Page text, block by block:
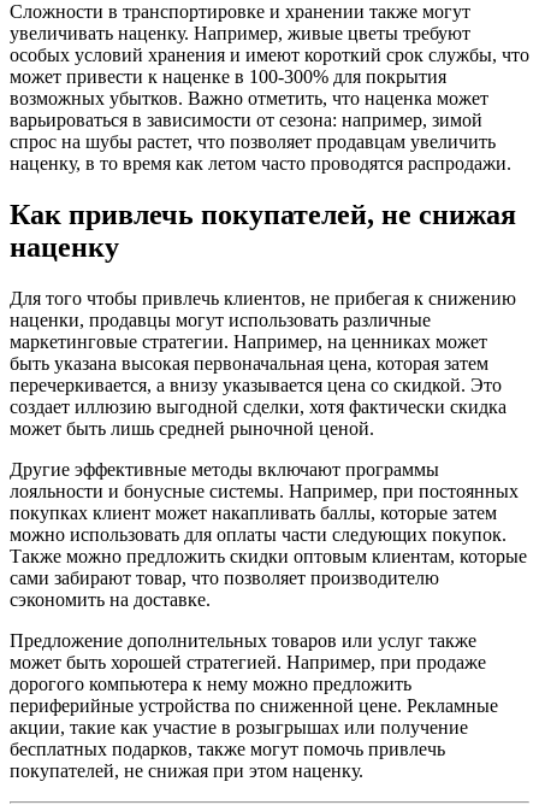
Сложности в транспортировке и хранении также могут
увеличивать наценку. Например, живые цветы требуют
особых условий хранения и имеют короткий срок службы, что
может привести к наценке в 100-300% для покрытия
возможных убытков. Важно отметить, что наценка может
варьироваться в зависимости от сезона: например, зимой
спрос на шубы растет, что позволяет продавцам увеличить
наценку, в то время как летом часто проводятся распродажи.
Как привлечь покупателей, не снижая
наценку
Для того чтобы привлечь клиентов, не прибегая к снижению
наценки, продавцы могут использовать различные
маркетинговые стратегии. Например, на ценниках может
быть указана высокая первоначальная цена, которая затем
перечеркивается, а внизу указывается цена со скидкой. Это
создает иллюзию выгодной сделки, хотя фактически скидка
может быть лишь средней рыночной ценой.
Другие эффективные методы включают программы
лояльности и бонусные системы. Например, при постоянных
покупках клиент может накапливать баллы, которые затем
можно использовать для оплаты части следующих покупок.
Также можно предложить скидки оптовым клиентам, которые
сами забирают товар, что позволяет производителю
сэкономить на доставке.
Предложение дополнительных товаров или услуг также
может быть хорошей стратегией. Например, при продаже
дорогого компьютера к нему можно предложить
периферийные устройства по сниженной цене. Рекламные
акции, такие как участие в розыгрышах или получение
бесплатных подарков, также могут помочь привлечь
покупателей, не снижая при этом наценку.